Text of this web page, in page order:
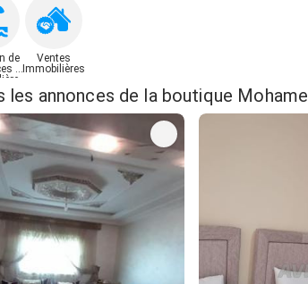
de
-
Ventes
Immobilières
les annonces de la boutique